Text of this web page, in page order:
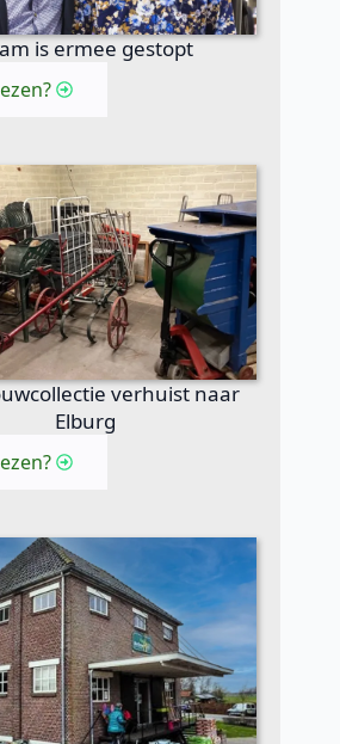
is ermee gestopt
verhuist naar
Elburg